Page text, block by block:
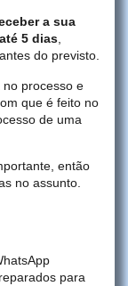
a sua
5 dias,
do previsto.
processo e
que é feito no
de uma
então
no assunto.
para